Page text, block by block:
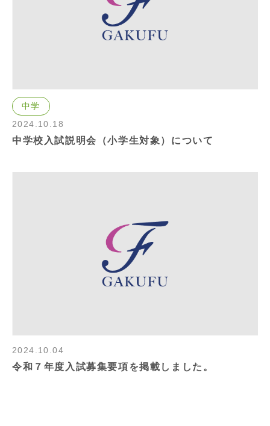
中学
2024.10.18
中学校入試説明会（小学生対象）について
2024.10.04
令和７年度入試募集要項を掲載しました。